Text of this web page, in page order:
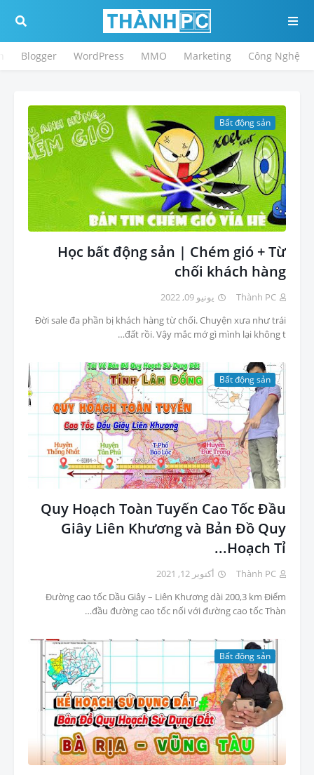
Công Nghệ
Marketing
MMO
WordPress
Blogger
Bất động sản
Học bất động sản | Chém gió + Từ
chối khách hàng
Thành PC
يونيو 09, 2022
Đời sale đa phần bị khách hàng từ chối. Chuyện xưa như trái
đất rồi. Vậy mắc mớ gì mình lại không t…
Bất động sản
Quy Hoạch Toàn Tuyến Cao Tốc Đầu
Giây Liên Khương và Bản Đồ Quy
Hoạch Tỉ...
Thành PC
أكتوبر 12, 2021
Đường cao tốc Dầu Giây – Liên Khương dài 200,3 km Điểm
đầu đường cao tốc nối với đường cao tốc Thàn…
Bất động sản